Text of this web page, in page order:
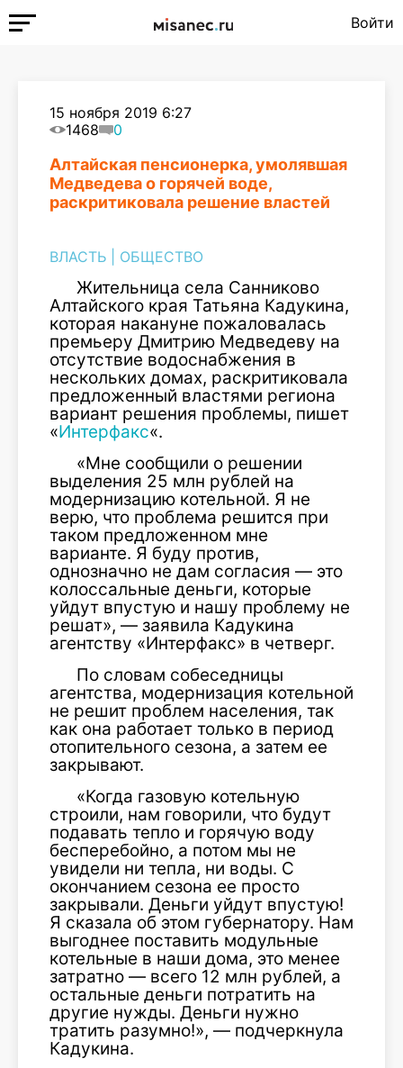
Войти
15 ноября 2019 6:27
1468
0
Алтайская пенсионерка, умолявшая
Медведева о горячей воде,
раскритиковала решение властей
ВЛАСТЬ ОБЩЕСТВО
Жительница села Санниково
Алтайского края Татьяна Кадукина,
которая накануне пожаловалась
премьеру Дмитрию Медведеву на
отсутствие водоснабжения в
нескольких домах, раскритиковала
предложенный властями региона
вариант решения проблемы, пишет
«Интерфакс«.
«Мне сообщили о решении
выделения 25 млн рублей на
модернизацию котельной. Я не
верю, что проблема решится при
таком предложенном мне
варианте. Я буду против,
однозначно не дам согласия — это
колоссальные деньги, которые
уйдут впустую и нашу проблему не
решат», — заявила Кадукина
агентству «Интерфакс» в четверг.
По словам собеседницы
агентства, модернизация котельной
не решит проблем населения, так
как она работает только в период
отопительного сезона, а затем ее
закрывают.
«Когда газовую котельную
строили, нам говорили, что будут
подавать тепло и горячую воду
бесперебойно, а потом мы не
увидели ни тепла, ни воды. С
окончанием сезона ее просто
закрывали. Деньги уйдут впустую!
Я сказала об этом губернатору. Нам
выгоднее поставить модульные
котельные в наши дома, это менее
затратно — всего 12 млн рублей, а
остальные деньги потратить на
другие нужды. Деньги нужно
тратить разумно!», — подчеркнула
Кадукина.